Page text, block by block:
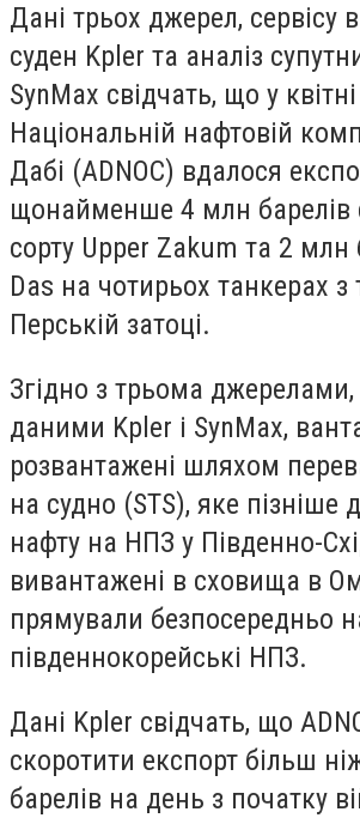
Дані трьох джерел, сервісу
суден Kpler та аналіз
SynMax свідчать, що у квітні
Національній нафтовій
Дабі (ADNOC) вдалося
щонайменше 4 млн барелів
сорту Upper Zakum та 2 млн
Das на чотирьох танкерах з
Перській затоці.
Згідно з трьома
даними Kpler і SynMax,
розвантажені шляхом
на судно (STS), яке пізніше
нафту на НПЗ у Південно-
вивантажені в сховища в
прямували безпосередньо
південнокорейські НПЗ.
Дані Kpler свідчать, що
скоротити експорт більш
барелів на день з початку